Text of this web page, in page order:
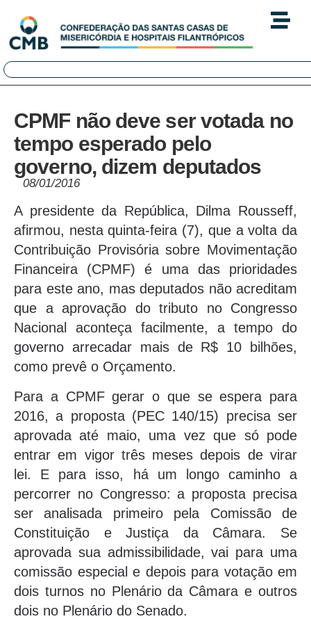
CPMF não deve ser votada no
tempo esperado pelo
governo, dizem deputados
08/01/2016
A presidente da República, Dilma Rousseff,
afirmou, nesta quinta-feira (7), que a volta da
Contribuição Provisória sobre Movimentação
Financeira (CPMF) é uma das prioridades
para este ano, mas deputados não acreditam
que a aprovação do tributo no Congresso
Nacional aconteça facilmente, a tempo do
governo arrecadar mais de R$ 10 bilhões,
como prevê o Orçamento.
Para a CPMF gerar o que se espera para
2016, a proposta (PEC 140/15) precisa ser
aprovada até maio, uma vez que só pode
entrar em vigor três meses depois de virar
lei. E para isso, há um longo caminho a
percorrer no Congresso: a proposta precisa
ser analisada primeiro pela Comissão de
Constituição e Justiça da Câmara. Se
aprovada sua admissibilidade, vai para uma
comissão especial e depois para votação em
dois turnos no Plenário da Câmara e outros
dois no Plenário do Senado.